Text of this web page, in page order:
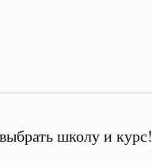
школу и курс!